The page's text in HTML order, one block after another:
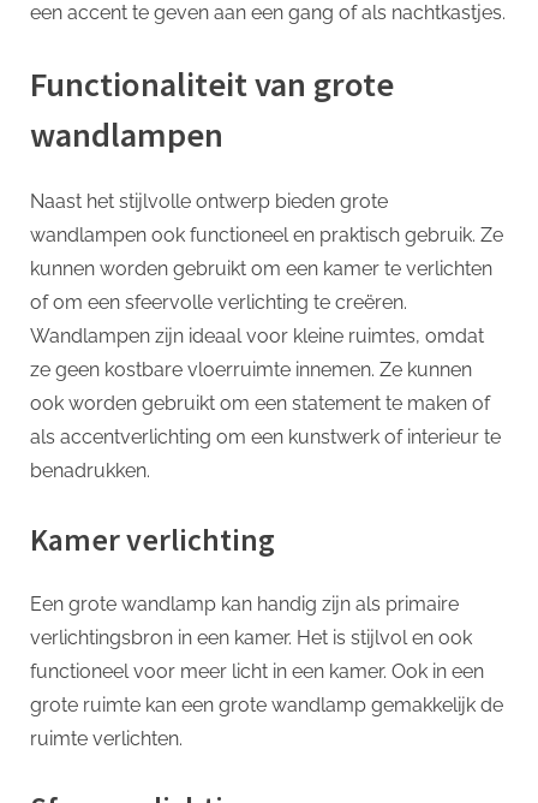
een ​​accent te geven aan een gang of als nachtkastjes.
Functionaliteit van grote
wandlampen
Naast het stijlvolle ontwerp bieden grote
wandlampen ook functioneel en praktisch gebruik. Ze
kunnen worden gebruikt om een ​​kamer te verlichten
of om een ​​sfeervolle verlichting te creëren.
Wandlampen zijn ideaal voor kleine ruimtes, omdat
ze geen kostbare vloerruimte innemen. Ze kunnen
ook worden gebruikt om een ​​statement te maken of
als accentverlichting om een ​​kunstwerk of interieur te
benadrukken.
Kamer verlichting
Een grote wandlamp kan handig zijn als primaire
verlichtingsbron in een kamer. Het is stijlvol en ook
functioneel voor meer licht in een kamer. Ook in een
grote ruimte kan een grote wandlamp gemakkelijk de
ruimte verlichten.